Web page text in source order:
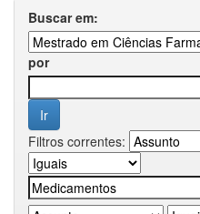
Buscar em:
por
Filtros correntes: